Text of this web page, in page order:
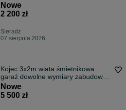
Nowe
2 200 zł
Sieradz
07 sierpnia 2026
Kojec 3x2m wiata śmietnikowa
garaż dowolne wymiary zabudowa
śmietników dostawa montaż
Nowe
5 500 zł